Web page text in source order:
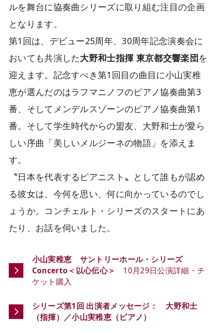
ルを舞台に協奏曲シリーズに取り組む注目の企画
となります。
第1回は、デビュー25周年、30周年記念演奏会に
おいても共演した大野和士指揮 東京都交響楽団を
迎えます。記念すべき第1回目の曲目に小山実稚
恵が選んだのはラフマニノフのピアノ協奏曲第3
番、そしてメンデルスゾーンのピアノ協奏曲第1
番。そして学生時代からの盟友、大野和士が愛ら
しい序曲「美しいメルジーネの物語」を添えま
す。
〝日本を代表するピアニスト〟として誰もが認め
る彼女は、今何を思い、何に向かっているのでし
ょうか。コンチェルト・シリーズのスタートにあ
たり、お話を伺いました。
小山実稚恵 サントリーホール・シリーズ
Concerto＜以心伝心＞
10月29日公演詳細・チ
ケット購入
シリーズ第1回 出演者メッセージ： 大野和士
（指揮）／小山実稚恵（ピアノ）